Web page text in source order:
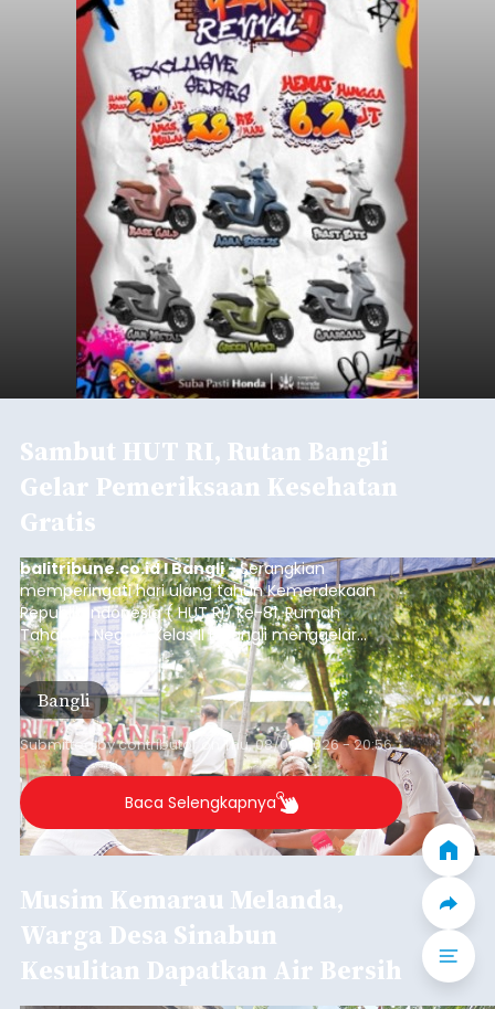
Sambut HUT RI, Rutan Bangli
Gelar Pemeriksaan Kesehatan
Gratis
balitribune.co.id I Bangli -Serangkian
memperingati hari ulang tahun Kemerdekaan
Republik Indonesia ( HUT RI) ke-81, Rumah
Tahanan Negara Kelas II B Bangli menggelar
kegiatan pemeriksaan kesehatan gratis, Rabu
(6/8/2026).
Bangli
Submitted bycontributor Thu, 08/06/2026 - 20:56
Baca Selengkapnya
Musim Kemarau Melanda,
Warga Desa Sinabun
Kesulitan Dapatkan Air Bersih